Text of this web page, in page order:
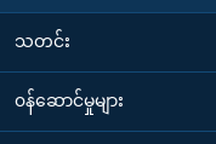
သတင်း
၀န်ဆောင်မှုများ